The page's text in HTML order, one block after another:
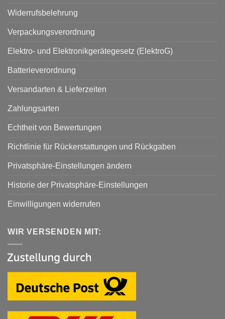
Widerrufsbelehrung
Verpackungsverordnung
Elektro- und Elektronikgerätegesetz (ElektroG)
Batterieverordnung
Versandarten & Lieferzeiten
Zahlungsarten
Echtheit von Bewertungen
Richtlinie für Rückerstattungen und Rückgaben
Privatsphäre-Einstellungen ändern
Historie der Privatsphäre-Einstellungen
Einwilligungen widerrufen
WIR VERSENDEN MIT: